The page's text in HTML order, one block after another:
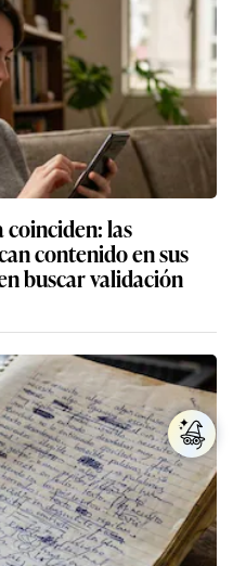
coinciden: las
contenido en sus
buscar validación